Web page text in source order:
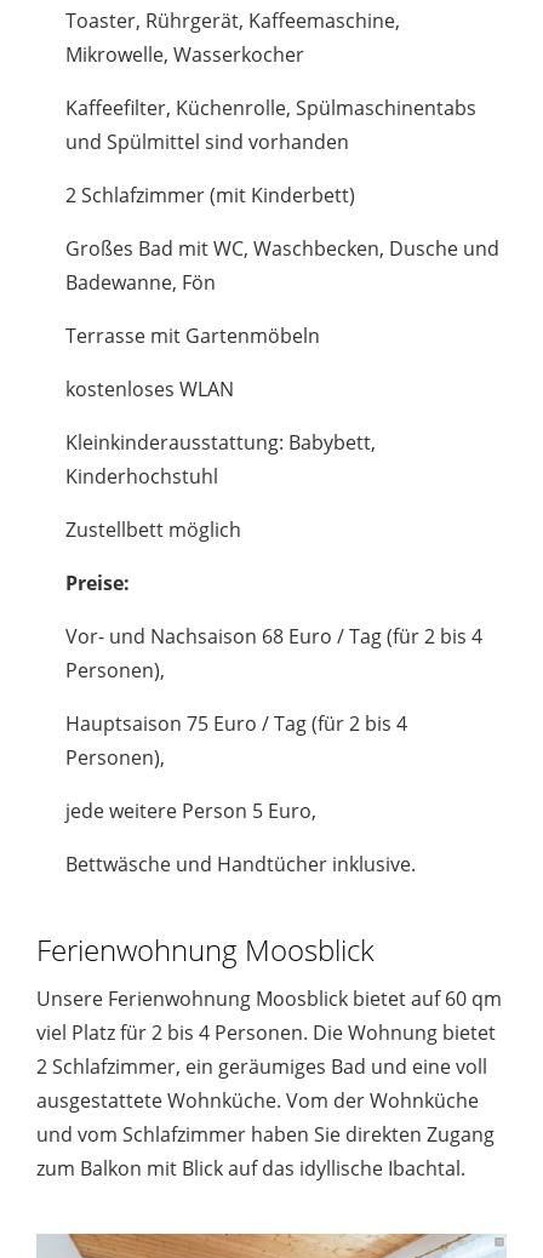
Toaster, Rührgerät, Kaffeemaschine,
Mikrowelle, Wasserkocher
Kaffeefilter, Küchenrolle, Spülmaschinentabs
und Spülmittel sind vorhanden
2 Schlafzimmer (mit Kinderbett)
Großes Bad mit WC, Waschbecken, Dusche und
Badewanne, Fön
Terrasse mit Gartenmöbeln
kostenloses WLAN
Kleinkinderausstattung: Babybett,
Kinderhochstuhl
Zustellbett möglich
Preise:
Vor- und Nachsaison 68 Euro / Tag (für 2 bis 4
Personen),
Hauptsaison 75 Euro / Tag (für 2 bis 4
Personen),
jede weitere Person 5 Euro,
Bettwäsche und Handtücher inklusive.
Ferienwohnung Moosblick
Unsere Ferienwohnung Moosblick bietet auf 60 qm
viel Platz für 2 bis 4 Personen. Die Wohnung bietet
2 Schlafzimmer, ein geräumiges Bad und eine voll
ausgestattete Wohnküche. Vom der Wohnküche
und vom Schlafzimmer haben Sie direkten Zugang
zum Balkon mit Blick auf das idyllische Ibachtal.